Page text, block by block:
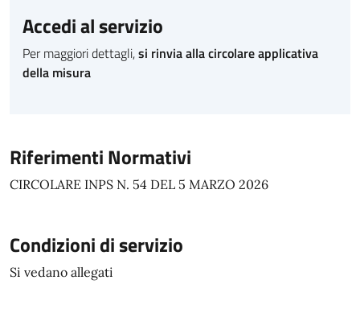
Accedi al servizio
Per maggiori dettagli,si rinvia alla circolare applicativa
della misura
Riferimenti Normativi
CIRCOLARE INPS N. 54 DEL 5 MARZO 2026
Condizioni di servizio
Si vedano allegati